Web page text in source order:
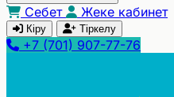
Себет Жеке кабинет
Кіру Тіркелу
+7 (701) 907-77-76